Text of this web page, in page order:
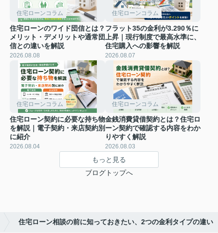
住宅ローンコラム
住宅ローンのワイド団信とは？
メリット・デメリットや通常団
信との違いを解説
2026.08.08
住宅ローンコラム
フラット35の金利が3.290％に
上昇｜現行制度で最高水準に、
住宅購入への影響を解説
2026.08.07
住宅ローンコラム
住宅ローン契約に必要な持ち物
を解説｜電子契約・来店契約別
に紹介
2026.08.04
住宅ローンコラム
金銭消費貸借契約とは？住宅ロ
ーン契約で確認する内容をわか
りやすく解説
2026.08.03
もっと見る
ブログトップへ
住宅ローン相談の前に知っておきたい、2つの金利タイプの違い